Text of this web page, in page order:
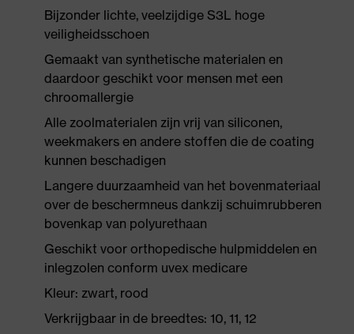
Bijzonder lichte, veelzijdige S3L hoge
veiligheidsschoen
Gemaakt van synthetische materialen en
daardoor geschikt voor mensen met een
chroomallergie
Alle zoolmaterialen zijn vrij van siliconen,
weekmakers en andere stoffen die de coating
kunnen beschadigen
Langere duurzaamheid van het bovenmateriaal
over de beschermneus dankzij schuimrubberen
bovenkap van polyurethaan
Geschikt voor orthopedische hulpmiddelen en
inlegzolen conform uvex medicare
Kleur: zwart, rood
Verkrijgbaar in de breedtes: 10, 11, 12